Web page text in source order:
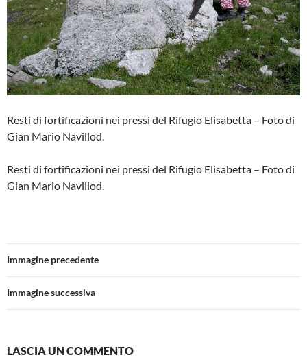
Resti di fortificazioni nei pressi del Rifugio Elisabetta – Foto di
Gian Mario Navillod.
Resti di fortificazioni nei pressi del Rifugio Elisabetta – Foto di
Gian Mario Navillod.
Immagine precedente
Immagine successiva
LASCIA UN COMMENTO